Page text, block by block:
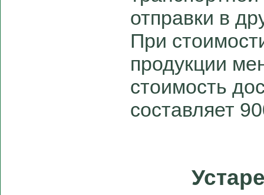
отправки в
При
продукции
стоимость
составляет